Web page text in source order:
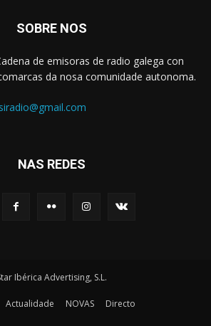
SOBRE NOS
de emisoras de radio galega con
da nosa comunidade autonoma.
NAS REDES
Ibérica Advertising, S.L.
Actualidade NOVAS
Directo